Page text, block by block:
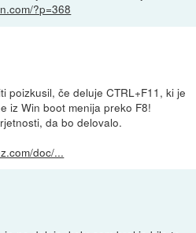
?p=368
poizkusil, če deluje CTRL+F11, ki je
iz Win boot menija preko F8!
da bo delovalo.
doc/...